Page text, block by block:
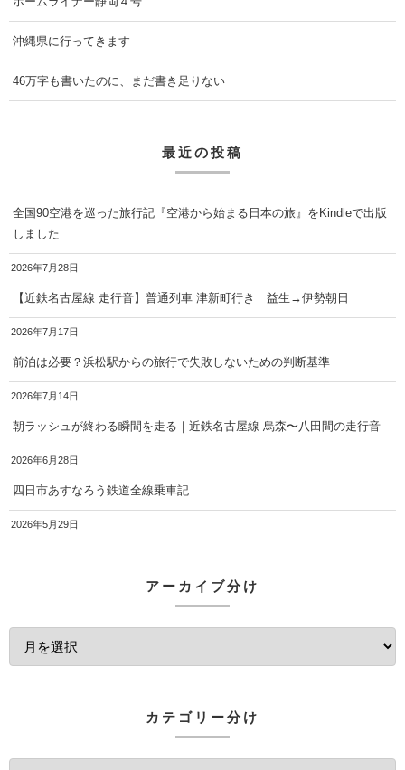
沖縄県に行ってきます
46万字も書いたのに、まだ書き足りない
最近の投稿
全国90空港を巡った旅行記『空港から始まる日本の旅』をKindleで出版
しました
2026年7月28日
【近鉄名古屋線 走行音】普通列車 津新町行き 益生→伊勢朝日
2026年7月17日
前泊は必要？浜松駅からの旅行で失敗しないための判断基準
2026年7月14日
朝ラッシュが終わる瞬間を走る｜近鉄名古屋線 烏森〜八田間の走行音
2026年6月28日
四日市あすなろう鉄道全線乗車記
2026年5月29日
アーカイブ分け
カテゴリー分け